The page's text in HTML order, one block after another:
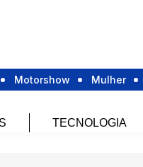
Motorshow Mulher
TECNOLOGIA